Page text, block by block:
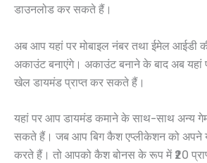
डाउनलोड कर सकते हैं।
अब आप यहां पर मोबाइल नंबर तथा ईमेल आईडी
अकाउंट बनाएंगे। अकाउंट बनाने के बाद अब यहां
खेल डायमंड प्राप्त कर सकते हैं।
यहां पर आप डायमंड कमाने के साथ-साथ अन्य
सकते हैं। जब आप बिग कैश एप्लीकेशन को अपने
करते हैं। तो आपको कैश बोनस के रूप में ₹20